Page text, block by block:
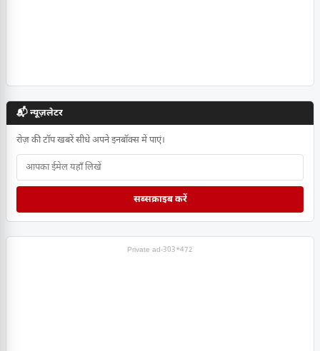
📬 न्यूज़लेटर
रोज़ की टॉप खबरें सीधे अपने इनबॉक्स में पाएं।
सब्सक्राइब करें
Private ad-303*472